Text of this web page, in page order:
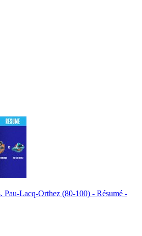
Pau-Lacq-Orthez (80-100) - Résumé -